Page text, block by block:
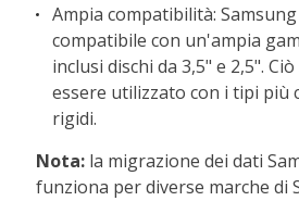
Ampia compatibilità:
compatibile con un'ampia
inclusi dischi da 3,5" e 2,5".
essere utilizzato con i tipi più
rigidi.
Nota: la migrazione dei dati
funziona per diverse marche di